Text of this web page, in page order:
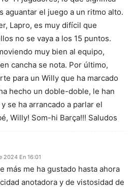
aguantar el juego a un ritmo alto.
Lapro, es muy difícil que
no se vaya a los 15 puntos.
muy bien al equipo,
cancha se nota. Por último,
para un Willy que ha marcado
hecho un doble-doble, le han
se ha arrancado a parlar el
Willy! Som-hi Barça!!! Saludos
2024 En 16:01
más me ha gustado hasta ahora
anotadora y de vistosidad de